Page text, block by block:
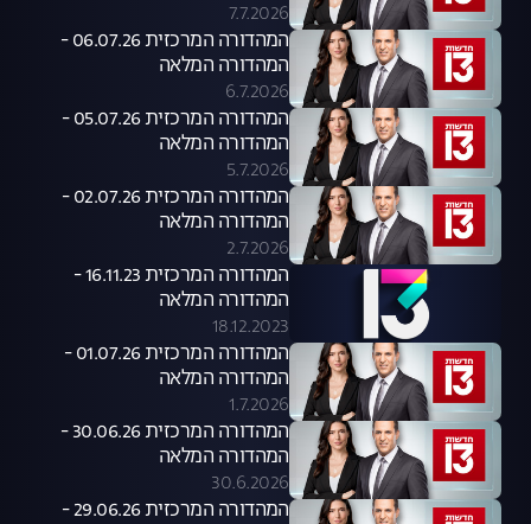
7.7.2026
המהדורה המרכזית 06.07.26 -
המהדורה המלאה
6.7.2026
המהדורה המרכזית 05.07.26 -
המהדורה המלאה
5.7.2026
המהדורה המרכזית 02.07.26 -
המהדורה המלאה
2.7.2026
המהדורה המרכזית 16.11.23 -
המהדורה המלאה
18.12.2023
המהדורה המרכזית 01.07.26 -
המהדורה המלאה
1.7.2026
המהדורה המרכזית 30.06.26 -
המהדורה המלאה
30.6.2026
המהדורה המרכזית 29.06.26 -